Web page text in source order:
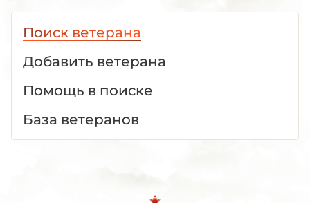
Поиск ветерана
Добавить ветерана
Помощь в поиске
База ветеранов